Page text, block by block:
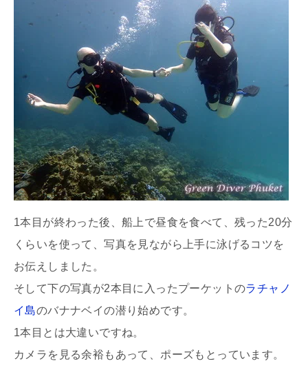
1本目が終わった後、船上で昼食を食べて、残った20分
くらいを使って、写真を見ながら上手に泳げるコツを
お伝えしました。
そして下の写真が2本目に入ったプーケットのラチャノ
イ島のバナナベイの潜り始めです。
1本目とは大違いですね。
カメラを見る余裕もあって、ポーズもとっています。